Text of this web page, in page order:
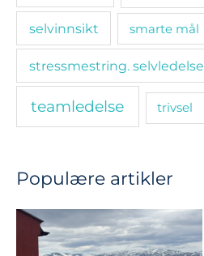
selvinnsikt smarte mål
stressmestring. selvledelse
teamledelse trivsel
Populære artikler